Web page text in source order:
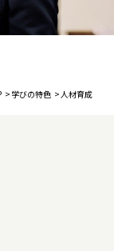
学びの特色 人材育成